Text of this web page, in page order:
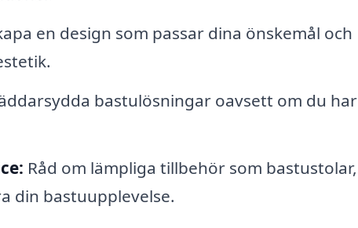
en design som passar dina önskemål och
bastulösningar oavsett om du har
Råd om lämpliga tillbehör som bastustolar,
din bastuupplevelse.